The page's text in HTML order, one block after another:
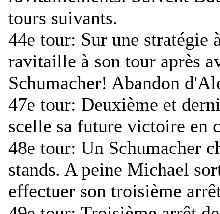
tours suivants.
44e tour: Sur une stratégie
ravitaille à son tour après
Schumacher! Abandon
47e tour: Deuxième et
scelle sa future victoire en
48e tour: Un Schumacher
stands. A peine Michael
effectuer son troisième